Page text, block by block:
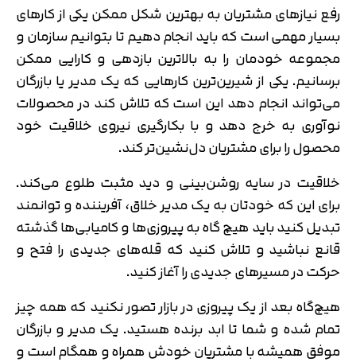
رفع نیازهای مشتریان به بهترین شکل ممکن یکی از کارهای
بسیار مهمی است که باید انجام دهیم تا بتوانیم سازمان و
مجموعه خودمان را به بالاترین بازدهی و کارایی ممکن
برسانیم. یکی از شیرین‌ترین کارهایی که یک مدیر یا بازرگان
می‌تواند انجام دهد این است که تلاش کند در محصولات
نوآوری به خرج دهد و با بکارگیری نیروی خلاقیت خود
محصول را برای مشتریان دل‌نشین‌تر کند.
خلاقیت در سایه روشن‌بینی و دید مثبت طلوع می‌کند.
برای این که خودتان به یک مدیر خلاق، آفریننده و توانمند
تبدیل کنید باید هیچ گاه به پیروزی‌ها و کامیابی‌ها گذشته
قانع نباشید و تلاش کنید که قله‌های جدیدی را فتح و
حرکت در مسیرهای جدیدی را آغاز کنید.
هیچ‌گاه بعد از یک پیروزی در بازار تصور نکنید که همه چیز
تمام شده و شما تا ابد برنده هستید. یک مدیر و بازرگان
موفق همیشه با مشتریان خودش همراه و همگام است و